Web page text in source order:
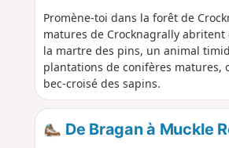
Promène-toi dans la forêt de
matures de Crocknagrally
la martre des pins, un animal
plantations de conifères
bec-croisé des sapins.
De Bragan à Muckle